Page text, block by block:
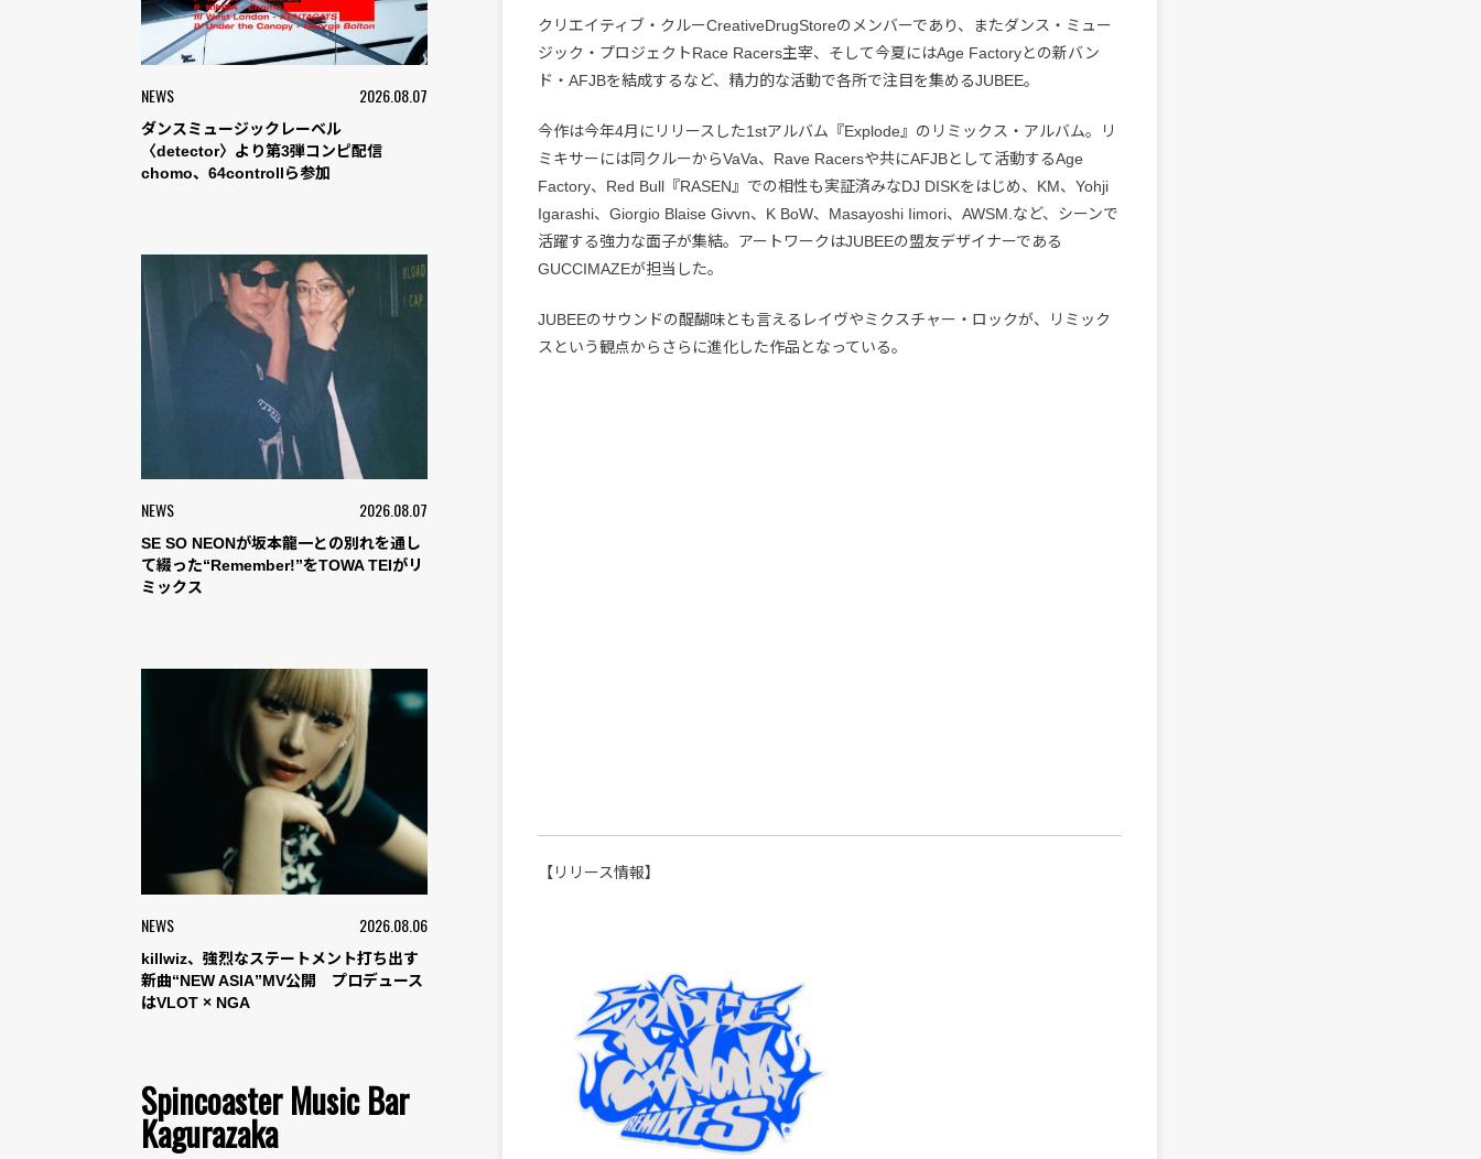
NEWS 2026.08.07
ダンスミュージックレーベル
〈detector〉より第3弾コンピ配信
chomo、64controllら参加
NEWS 2026.08.07
SE SO NEONが坂本龍一との別れを通し
て綴った“Remember!”をTOWA TEIがリ
ミックス
NEWS 2026.08.06
killwiz、強烈なステートメント打ち出す
新曲“NEW ASIA”MV公開 プロデュース
はVLOT × NGA
Spincoaster Music Bar
Kagurazaka
クリエイティブ・クルーCreativeDrugStoreのメンバーであり、またダンス・ミュー
ジック・プロジェクトRace Racers主宰、そして今夏にはAge Factoryとの新バン
ド・AFJBを結成するなど、精力的な活動で各所で注目を集めるJUBEE。
今作は今年4月にリリースした1stアルバム『Explode』のリミックス・アルバム。リ
ミキサーには同クルーからVaVa、Rave Racersや共にAFJBとして活動するAge
Factory、Red Bull『RASEN』での相性も実証済みなDJ DISKをはじめ、KM、Yohji
Igarashi、Giorgio Blaise Givvn、K BoW、Masayoshi Iimori、AWSM.など、シーンで
活躍する強力な面子が集結。アートワークはJUBEEの盟友デザイナーである
GUCCIMAZEが担当した。
JUBEEのサウンドの醍醐味とも言えるレイヴやミクスチャー・ロックが、リミック
スという観点からさらに進化した作品となっている。
【リリース情報】